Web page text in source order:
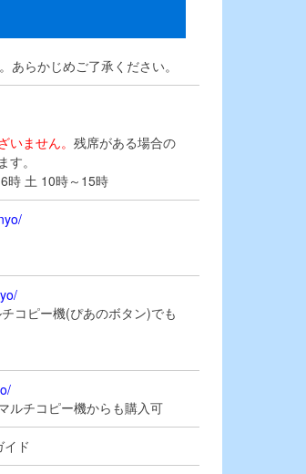
らかじめご了承ください。
ません。 残席がある場合の
。
時 土 10時～15時
コピー機(ぴあのボタン)でも
ルチコピー機からも購入可
イド